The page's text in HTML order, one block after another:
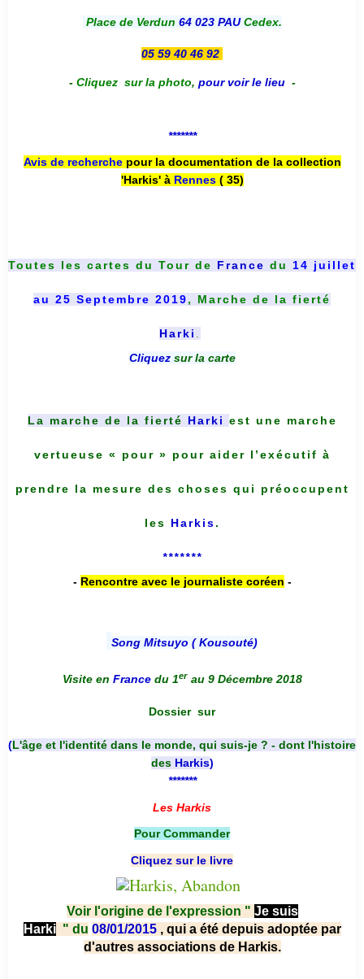
Place de Verdun 64 023 PAUCedex.
05 59 40 46 92
- Cliquez sur la photo, pour voir le lieu -
*******
Avis de recherche pour la documentation de la collection
'Harkis' à Rennes( 35)
Toutes les cartes du Tour de France du 14 juillet
au 25 Septembre 2019, Marche de la fierté
Harki
Cliquez sur la carte
La marche de la fierté Harki est une marche
vertueuse « pour » pour aider l’exécutif à
prendre la mesure des choses qui préoccupent
les Harkis.
*******
- Rencontre avec le journaliste coréen -
Song Mitsuyo ( Kousouté)
Visite en France du 1er au 9 Décembre 2018
Dossier sur
(L'âge et l'identité dans le monde, qui suis-je ? - dont l'histoire
des Harkis)
*******
Les Harkis
Pour Commander
Cliquez sur le livre
Voir l'origine de l'expression " Je suis
Harki " du 08/01/2015 , qui a été depuis adoptée par
d'autres associations de Harkis.